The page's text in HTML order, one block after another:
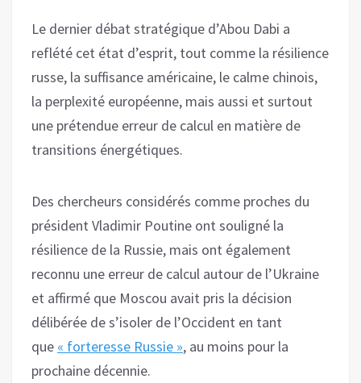
Le dernier débat stratégique d’Abou Dabi a
reflété cet état d’esprit, tout comme la résilience
russe, la suffisance américaine, le calme chinois,
la perplexité européenne, mais aussi et surtout
une prétendue erreur de calcul en matière de
transitions énergétiques.
Des chercheurs considérés comme proches du
président Vladimir Poutine ont souligné la
résilience de la Russie, mais ont également
reconnu une erreur de calcul autour de l’Ukraine
et affirmé que Moscou avait pris la décision
délibérée de s’isoler de l’Occident en tant
que « forteresse Russie », au moins pour la
prochaine décennie.